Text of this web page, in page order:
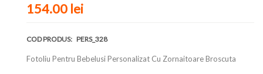
154.00 lei
COD PRODUS: PERS_328
Fotoliu Pentru Bebelusi Personalizat Cu Zornaitoare Broscuta